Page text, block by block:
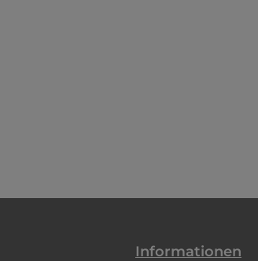
Preis:
Informationen